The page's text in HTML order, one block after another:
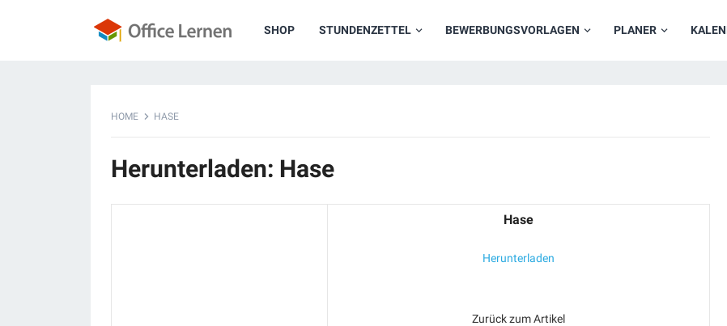
SHOP STUNDENZETTEL BEWERBUNGSVORLAGEN PLANER
HOME HASE
Herunterladen: Hase
Hase
Herunterladen
Zurück zum Artikel